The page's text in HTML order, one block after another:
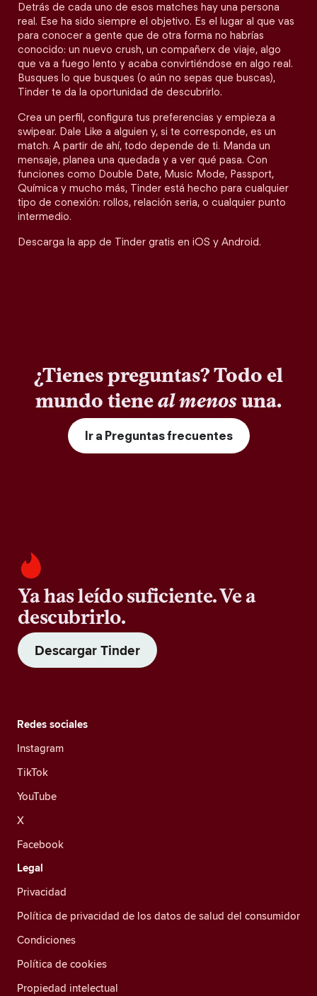
Detrás de cada uno de esos matches hay una persona
real. Ese ha sido siempre el objetivo. Es el lugar al que vas
para conocer a gente que de otra forma no habrías
conocido: un nuevo crush, un compañerx de viaje, algo
que va a fuego lento y acaba convirtiéndose en algo real.
Busques lo que busques (o aún no sepas que buscas),
Tinder te da la oportunidad de descubrirlo.
Crea un perfil, configura tus preferencias y empieza a
swipear. Dale Like a alguien y, si te corresponde, es un
match. A partir de ahí, todo depende de ti. Manda un
mensaje, planea una quedada y a ver qué pasa. Con
funciones como Double Date, Music Mode, Passport,
Química y mucho más, Tinder está hecho para cualquier
tipo de conexión: rollos, relación seria, o cualquier punto
intermedio.
Descarga la app de Tinder gratis en iOS y Android.
¿Tienes preguntas? Todo el
mundo tieneal menosuna.
Ir a Preguntas frecuentes
Ya has leído suficiente. Ve a
descubrirlo.
Descargar Tinder
Redes sociales
Instagram
TikTok
YouTube
X
Facebook
Legal
Privacidad
Política de privacidad de los datos de salud del consumidor
Condiciones
Política de cookies
Propiedad intelectual